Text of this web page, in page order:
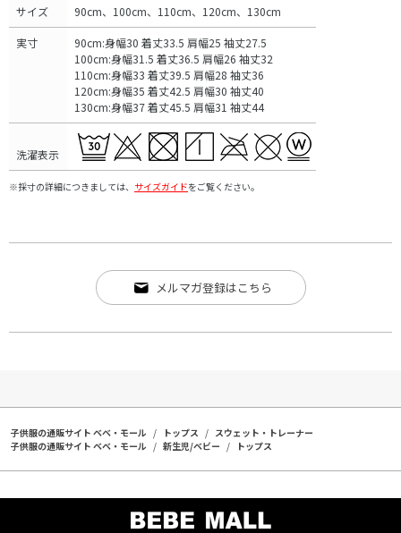
サイズ 90cm、100cm、110cm、120cm、130cm
実寸
90cm:身幅30 着丈33.5 肩幅25 袖丈27.5
100cm:身幅31.5 着丈36.5 肩幅26 袖丈32
110cm:身幅33 着丈39.5 肩幅28 袖丈36
120cm:身幅35 着丈42.5 肩幅30 袖丈40
130cm:身幅37 着丈45.5 肩幅31 袖丈44
洗濯表示
※採寸の詳細につきましては、 サイズガイドをご覧ください。
メルマガ登録はこちら
子供服の通販サイト ベベ・モール トップス
スウェット・トレーナー
子供服の通販サイト ベベ・モール
新生児/ベビー トップス